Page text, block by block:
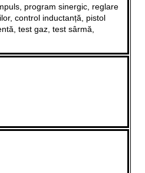
program sinergic, reglare
control inductanță, pistol
test gaz, test sârmă,